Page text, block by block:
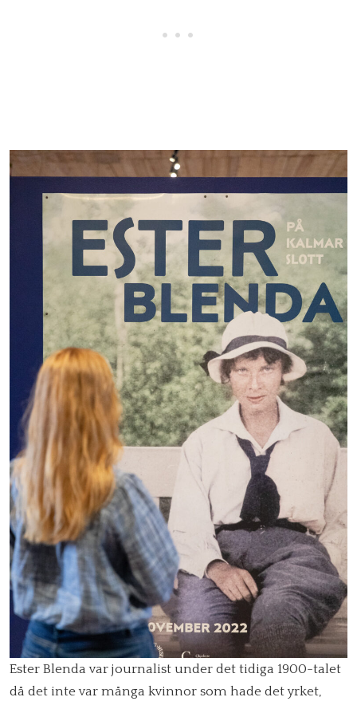
Ester Blenda var journalist under det tidiga 1900-talet
då det inte var många kvinnor som hade det yrket,